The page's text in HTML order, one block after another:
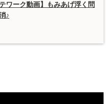
テワーク動画】もみあげ浮く問
♪